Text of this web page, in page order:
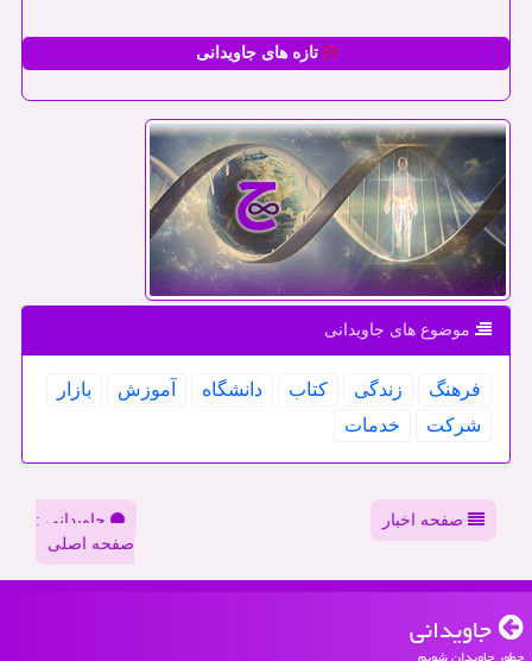
تازه های جاویدانی
موضوع های جاویدانی
فرهنگ زندگی كتاب دانشگاه آموزش
بازار
شركت
خدمات
صفحه اخبار
جاویدانی :
صفحه اصلی
جاویدانی